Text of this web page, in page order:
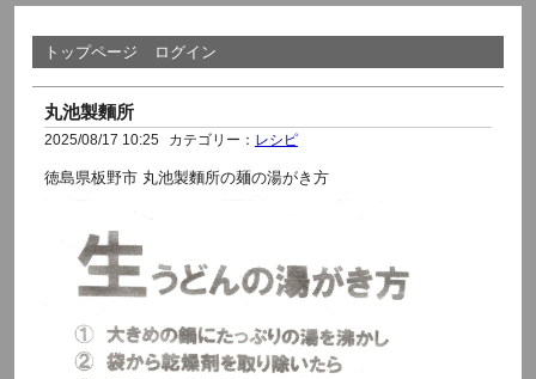
トップページ ログイン
丸池製麵所
2025/08/17 10:25 カテゴリー： レシピ
徳島県板野市 丸池製麵所の麺の湯がき方